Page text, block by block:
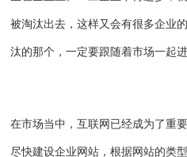
被淘汰出去，这样又会有很多企业
汰的那个，一定要跟随着市场一起进
在市场当中，互联网已经成为了重
尽快建设企业网站，根据网站的类